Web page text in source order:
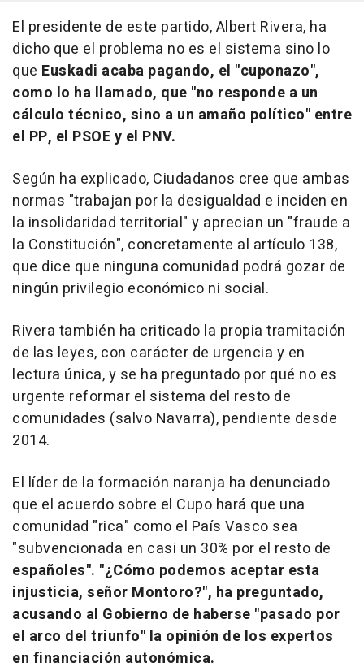
El presidente de este partido, Albert Rivera, ha
dicho que el problema no es el sistema sino lo
que Euskadi acaba pagando, el "cuponazo",
como lo ha llamado, que "no responde a un
cálculo técnico, sino a un amaño político" entre
el PP, el PSOE y el PNV.
Según ha explicado, Ciudadanos cree que ambas
normas "trabajan por la desigualdad e inciden en
la insolidaridad territorial" y aprecian un "fraude a
la Constitución", concretamente al artículo 138,
que dice que ninguna comunidad podrá gozar de
ningún privilegio económico ni social.
Rivera también ha criticado la propia tramitación
de las leyes, con carácter de urgencia y en
lectura única, y se ha preguntado por qué no es
urgente reformar el sistema del resto de
comunidades (salvo Navarra), pendiente desde
2014.
El líder de la formación naranja ha denunciado
que el acuerdo sobre el Cupo hará que una
comunidad "rica" como el País Vasco sea
"subvencionada en casi un 30% por el resto de
españoles". "¿Cómo podemos aceptar esta
injusticia, señor Montoro?", ha preguntado,
acusando al Gobierno de haberse "pasado por
el arco del triunfo" la opinión de los expertos
en financiación autonómica.